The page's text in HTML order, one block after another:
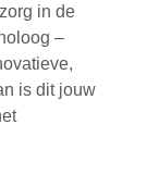
in de
–
is dit jouw